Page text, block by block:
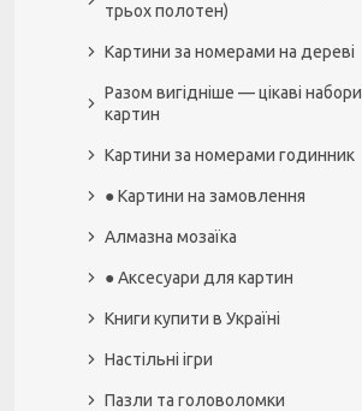
трьох полотен)
Картини за номерами на дереві
Разом вигідніше — цікаві набори
картин
Картини за номерами годинник
● Картини на замовлення
Алмазна мозаїка
● Аксесуари для картин
Книги купити в Україні
Настільні ігри
Пазли та головоломки